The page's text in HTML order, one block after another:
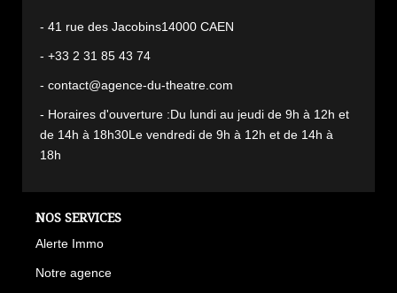
- 41 rue des Jacobins14000 CAEN
- +33 2 31 85 43 74
- contact@agence-du-theatre.com
- Horaires d'ouverture :Du lundi au jeudi de 9h à 12h et
de 14h à 18h30Le vendredi de 9h à 12h et de 14h à
18h
NOS SERVICES
Alerte Immo
Notre agence